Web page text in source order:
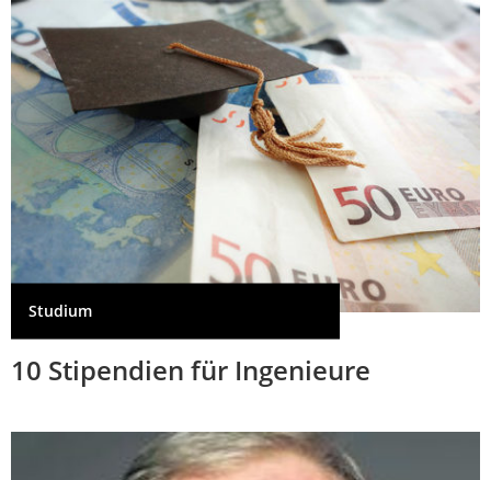
Studium
10 Stipendien für Ingenieure